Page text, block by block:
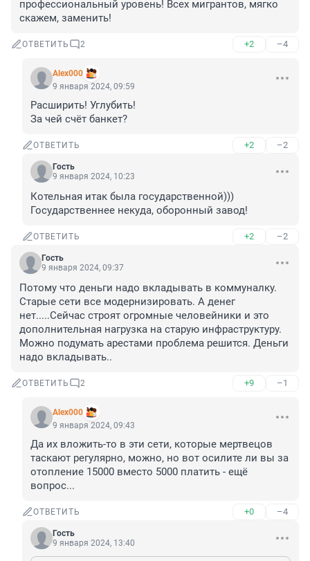
профессиональный уровень! Всех мигрантов, мягко
скажем, заменить!
ОТВЕТИТЬ 2 +2 –4
Alex000
9 января 2024, 09:59
Расширить! Углубить!
За чей счёт банкет?
ОТВЕТИТЬ +2 –2
Гость
9 января 2024, 10:23
Котельная итак была государственной)))
Государственнее некуда, оборонный завод!
ОТВЕТИТЬ +2 –2
Гость
9 января 2024, 09:37
Потому что деньги надо вкладывать в коммуналку.
Старые сети все модернизировать. А денег
нет.....Сейчас строят огромные человейники и это
дополнительная нагрузка на старую инфраструктуру.
Можно подумать арестами проблема решится. Деньги
надо вкладывать..
ОТВЕТИТЬ 2 +9 –1
Alex000
9 января 2024, 09:43
Да их вложить-то в эти сети, которые мертвецов
таскают регулярно, можно, но вот осилите ли вы за
отопление 15000 вместо 5000 платить - ещё
вопрос...
ОТВЕТИТЬ +0 –4
Гость
9 января 2024, 13:40